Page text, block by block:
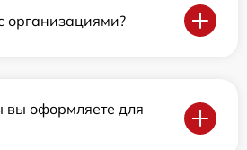
организациями?
вы оформляете для